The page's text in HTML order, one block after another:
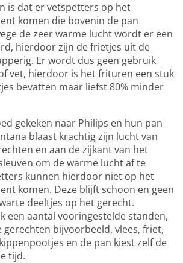
is dat er vetspetters op het
komen die bovenin de pan
de zeer warme lucht wordt er een
hierdoor zijn de frietjes uit de
Er wordt dus geen gebruik
vet, hierdoor is het frituren een stuk
bevatten maar liefst 80% minder
gekeken naar Philips en hun pan
blaast krachtig zijn lucht van
en aan de zijkant van het
om de warme lucht af te
kunnen hierdoor niet op het
komen. Deze blijft schoon en geen
deeltjes op het gerecht.
een aantal vooringestelde standen,
gerechten bijvoorbeeld, vlees, friet,
en de pan kiest zelf de
tijd.